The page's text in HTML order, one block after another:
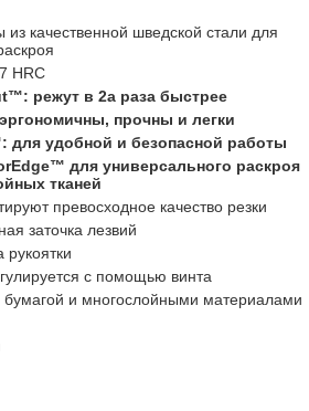
качественной шведской стали для
HRC
режут в 2а раза быстрее
прочны и легки
удобной и безопасной работы
для универсального раскроя
тканей
превосходное качество резки
заточка лезвий
с помощью винта
бумагой и многослойными материалами